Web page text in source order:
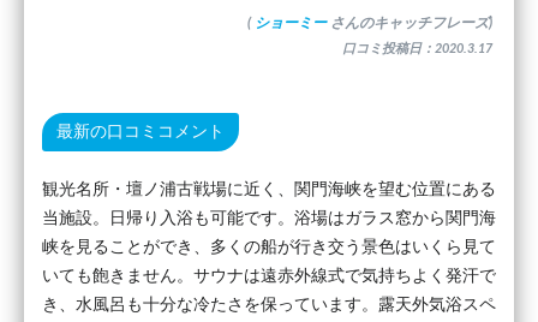
( ショーミー さんのキャッチフレーズ)
口コミ投稿日：2020.3.17
最新の口コミコメント
観光名所・壇ノ浦古戦場に近く、関門海峡を望む位置にある
当施設。日帰り入浴も可能です。浴場はガラス窓から関門海
峡を見ることができ、多くの船が行き交う景色はいくら見て
いても飽きません。サウナは遠赤外線式で気持ちよく発汗で
き、水風呂も十分な冷たさを保っています。露天外気浴スペ